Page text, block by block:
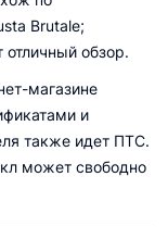
Brutale;
отличный обзор.
магазине
и
также идет ПТС.
может свободно